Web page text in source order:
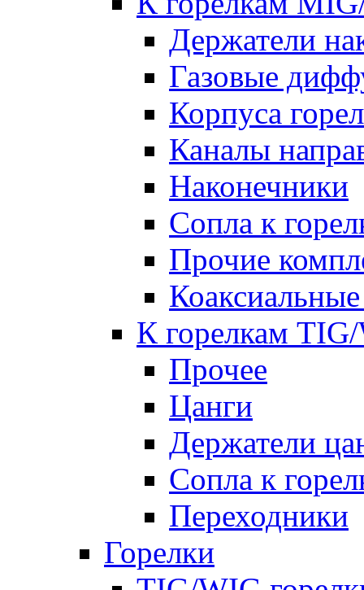
Держатели
Газовые
Корпуса
Каналы
Наконечники
Сопла к
Прочие
К горелкам
Прочее
Цанги
Держатели
Сопла к
Переходники
Горелки